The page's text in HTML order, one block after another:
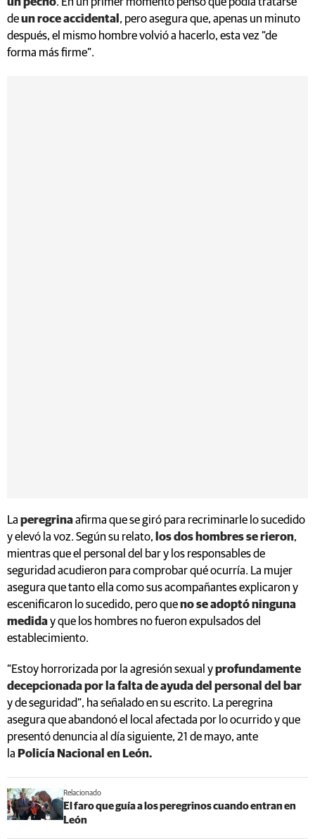
deun roce accidental , pero asegura que, apenas un minuto
después, el mismo hombre volvió a hacerlo, esta vez “de
forma más firme”.
La peregrinaafirma que se giró para recriminarle lo sucedido
y elevó la voz. Según su relato, los dos hombres se rieron,
mientras que el personal del bar y los responsables de
seguridad acudieron para comprobar qué ocurría. La mujer
asegura que tanto ella como sus acompañantes explicaron y
escenificaron lo sucedido, pero queno se adoptó ninguna
mediday que los hombres no fueron expulsados del
establecimiento.
“Estoy horrorizada por la agresión sexual yprofundamente
decepcionada por la falta de ayuda del personal del bar
y de seguridad”, ha señalado en su escrito. La peregrina
asegura que abandonó el local afectada por lo ocurrido y que
presentó denuncia al día siguiente, 21 de mayo, ante
la Policía Nacional en León.
Relacionado
El faro que guía a los peregrinos cuando entran en
León